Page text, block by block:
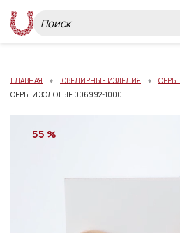
ГЛАВНАЯ ЮВЕЛИРНЫЕ ИЗДЕЛИЯ
СЕРЬГИ ЗОЛОТЫЕ 006992-1000
55 %